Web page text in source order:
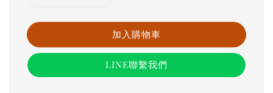
加入購物車
LINE聯繫我們